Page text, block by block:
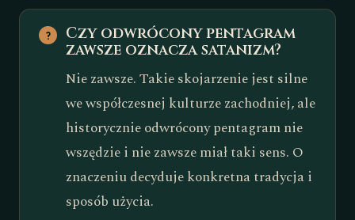
Czy odwrócony pentagram
zawsze oznacza satanizm?
Nie zawsze. Takie skojarzenie jest silne
we współczesnej kulturze zachodniej, ale
historycznie odwrócony pentagram nie
wszędzie i nie zawsze miał taki sens. O
znaczeniu decyduje konkretna tradycja i
sposób użycia.